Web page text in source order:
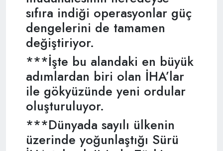
sıfıra indiği operasyonlar güç
dengelerini de tamamen
değiştiriyor.
***İşte bu alandaki en büyük
adımlardan biri olan İHA’lar
ile gökyüzünde yeni ordular
oluşturuluyor.
***Dünyada sayılı ülkenin
üzerinde yoğunlaştığı Sürü